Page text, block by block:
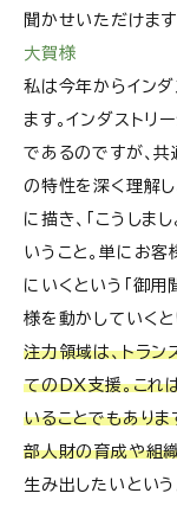
聞かせいただけます
大賀様
私は今年からイン
ます。インダストリ
であるのですが、共
の特性を深く理解
に描き、「こうしま
いうこと。単にお
にいくという「御用
様を動かしていくと
注力領域は、トラン
てのDX支援。これ
いることでもありま
部人財の育成や組
生み出したいとい